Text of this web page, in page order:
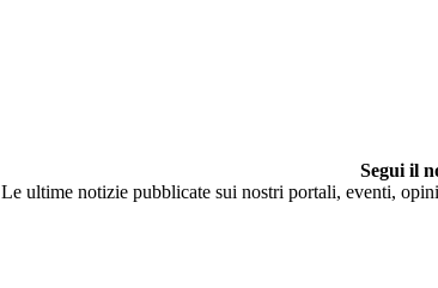
Segui il
Le ultime notizie pubblicate sui nostri portali, eventi,